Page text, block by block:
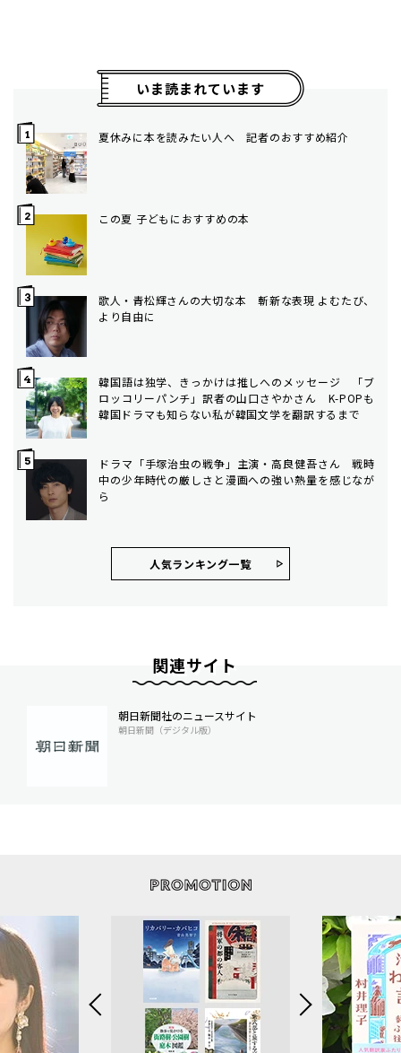
いま読まれています
夏休みに本を読みたい人へ 記者のおすすめ紹介
この夏 子どもにおすすめの本
歌人・青松輝さんの大切な本 斬新な表現 よむたび、
より自由に
韓国語は独学、きっかけは推しへのメッセージ 「ブ
ロッコリーパンチ」訳者の山口さやかさん K-POPも
韓国ドラマも知らない私が韓国文学を翻訳するまで
ドラマ「手塚治虫の戦争」主演・高良健吾さん 戦時
中の少年時代の厳しさと漫画への強い熱量を感じなが
ら
人気ランキング⼀覧
関連サイト
朝日新聞社のニュースサイト
朝日新聞（デジタル版）